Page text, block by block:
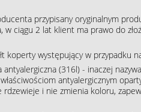
przypisany oryginalnym
ciągu 2 lat klient ma prawo do
koperty występujący w przypadku
(316l) - inaczej
antyalergicznym
i nie zmienia koloru,